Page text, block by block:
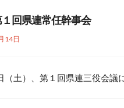
１回県連常任幹事会
14日
土）、第１回県連三役会議